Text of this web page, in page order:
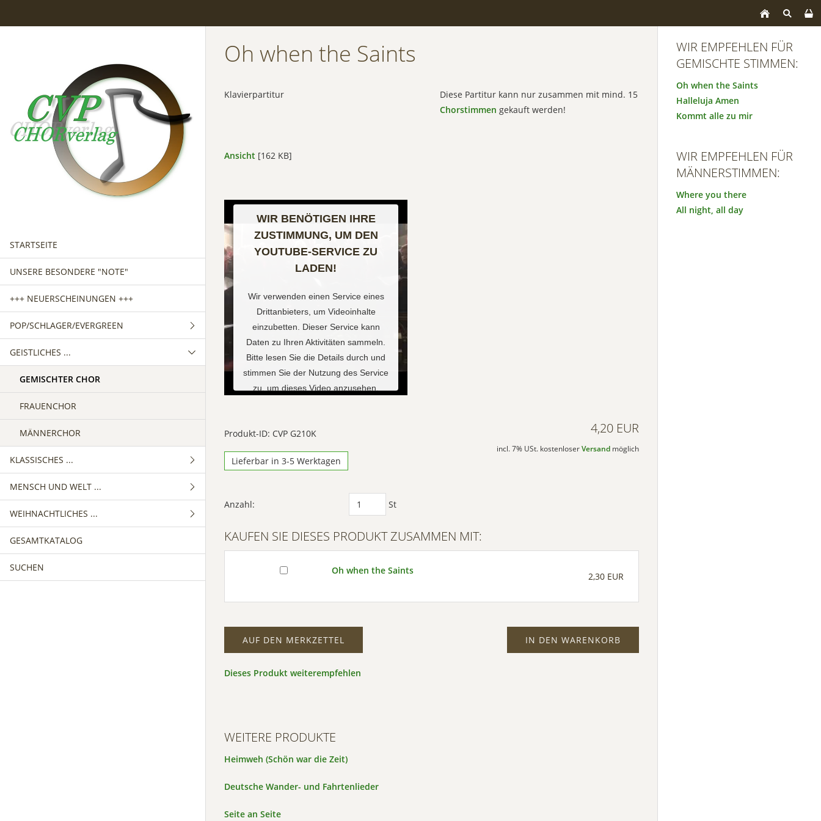
STARTSEITE
UNSERE BESONDERE "NOTE"
+++ NEUERSCHEINUNGEN +++
POP/SCHLAGER/EVERGREEN
GEMISCHTER CHOR
FRAUENCHOR
MÄNNERCHOR
GEISTLICHES ...
GEMISCHTER CHOR
FRAUENCHOR
MÄNNERCHOR
KLASSISCHES ...
GEMISCHTER CHOR
FRAUENCHOR
MÄNNERCHOR
MENSCH UND WELT ...
GEMISCHTER CHOR
FRAUENCHOR
MÄNNERCHOR
WEIHNACHTLICHES ...
GEMISCHTER CHOR
FRAUENCHOR
GESAMTKATALOG
SUCHEN
Oh when the Saints
Klavierpartitur
Ansicht [162 KB]
Diese Partitur kann nur zusammen mit mind. 15
Chorstimmen gekauft werden!
WIR BENÖTIGEN IHRE
ZUSTIMMUNG, UM DEN
YOUTUBE-SERVICE ZU
LADEN!
Wir verwenden einen Service eines
Drittanbieters, um Videoinhalte
einzubetten. Dieser Service kann
Daten zu Ihren Aktivitäten sammeln.
Bitte lesen Sie die Details durch und
stimmen Sie der Nutzung des Service
zu, um dieses Video anzusehen.
Akzeptieren
Management Platform
Produkt-ID: CVP G210K
Lieferbar in 3-5 Werktagen
4,20 EUR
incl. 7% USt. kostenloser Versandmöglich
Anzahl: St
KAUFEN SIE DIESES PRODUKT ZUSAMMEN MIT:
Oh when the Saints
2,30 EUR
IN DEN WARENKORB
AUF DEN MERKZETTEL
Dieses Produkt weiterempfehlen
WEITERE PRODUKTE
Heimweh (Schön war die Zeit)
Deutsche Wander- und Fahrtenlieder
Seite an Seite
WIR EMPFEHLEN FÜR
GEMISCHTE STIMMEN:
Oh when the Saints
Halleluja Amen
Kommt alle zu mir
WIR EMPFEHLEN FÜR
MÄNNERSTIMMEN:
Where you there
All night, all day